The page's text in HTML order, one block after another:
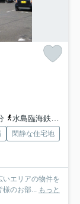
水島臨海鉄道「福井」駅 徒歩30分
閑静な住宅地
いエリアの物件を
様のお部... もっと